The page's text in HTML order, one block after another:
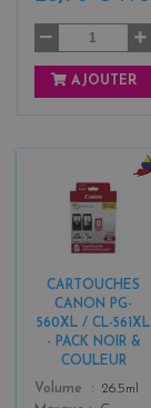
AJOUTER
CARTOUCHES
CANON PG-
560XL / CL-561XL
- PACK NOIR &
COULEUR
Color
k
3
Volume
26.5ml